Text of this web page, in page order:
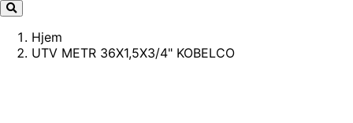
Hjem
UTV METR 36X1,5X3/4" KOBELCO